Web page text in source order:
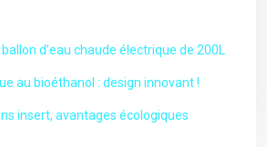
ballon d’eau chaude électrique de 200L
au bioéthanol : design innovant !
insert, avantages écologiques